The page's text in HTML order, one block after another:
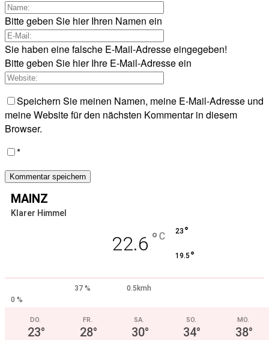
Bitte geben Sie hier Ihren Namen ein
Sie haben eine falsche E-Mail-Adresse eingegeben!
Bitte geben Sie hier Ihre E-Mail-Adresse ein
Speichern Sie meinen Namen, meine E-Mail-Adresse und
meine Website für den nächsten Kommentar in diesem
Browser.
*
MAINZ
Klarer Himmel
22.6 ° C 23 °
19.5 °
37 %
0.5kmh
0 %
DO.
23°
FR.
28°
SA.
30°
SO.
34°
MO.
38°